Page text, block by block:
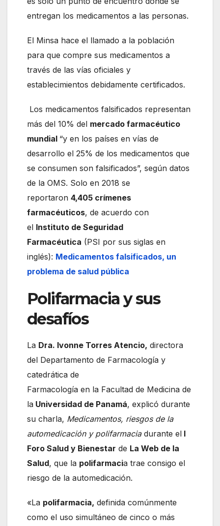
entregan los medicamentos a las personas.
El Minsa hace el llamado a la población
para que compre sus medicamentos a
través de las vías oficiales y
establecimientos debidamente certificados.
Los medicamentos falsificados representan
más del 10% del mercado farmacéutico
mundial “y en los países en vías de
desarrollo el 25% de los medicamentos que
se consumen son falsificados”, según datos
de la OMS. Solo en 2018 se
reportaron 4,405 crímenes
farmacéuticos, de acuerdo con
el Instituto de Seguridad
Farmacéutica (PSI por sus siglas en
inglés): Medicamentos falsificados, un
problema de salud pública
Polifarmacia y sus
desafíos
La Dra. Ivonne Torres Atencio, directora
del Departamento de Farmacología y
catedrática de
Farmacología en la Facultad de Medicina de
la Universidad de Panamá, explicó durante
su charla, Medicamentos, riesgos de la
automedicación y polifarmaciadurante el I
Foro Salud y Bienestar de La Web de la
Salud, que la polifarmacia trae consigo el
riesgo de la automedicación.
«La polifarmacia, definida comúnmente
como el uso simultáneo de cinco o más